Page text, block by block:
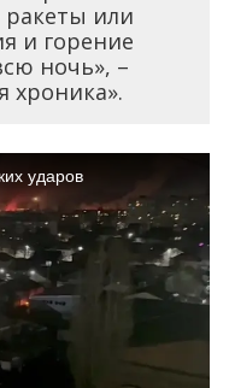
или
и горение
ночь», –
хроника».